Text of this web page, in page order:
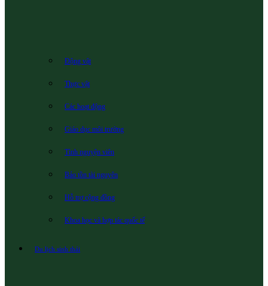
Động vật
Thực vật
Các hoạt động
Giáo dục môi trường
Tình nguyện viên
Bảo tồn tài nguyên
Hỗ trợ cộng đồng
Khoa học và hợp tác quốc tế
Du lịch sinh thái